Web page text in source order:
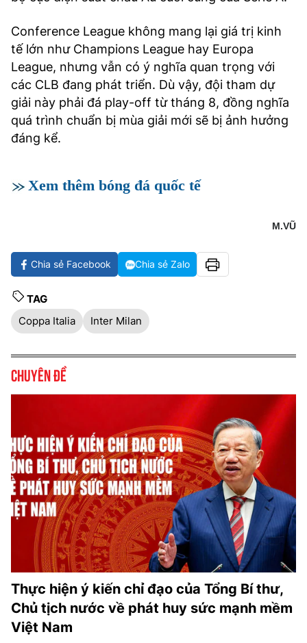
Conference League không mang lại giá trị kinh
tế lớn như Champions League hay Europa
League, nhưng vẫn có ý nghĩa quan trọng với
các CLB đang phát triển. Dù vậy, đội tham dự
giải này phải đá play-off từ tháng 8, đồng nghĩa
quá trình chuẩn bị mùa giải mới sẽ bị ảnh hưởng
đáng kể.
Xem thêm bóng đá quốc tế
M.VŨ
Chia sẻ Facebook Chia sẻ Zalo
TAG
Coppa Italia
Inter Milan
Chuyên đề
Thực hiện ý kiến chỉ đạo của Tổng Bí thư,
Chủ tịch nước về phát huy sức mạnh mềm
Việt Nam